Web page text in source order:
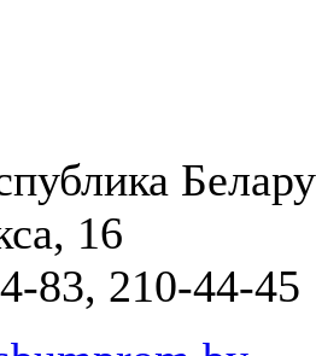
16
83, 210-44-45